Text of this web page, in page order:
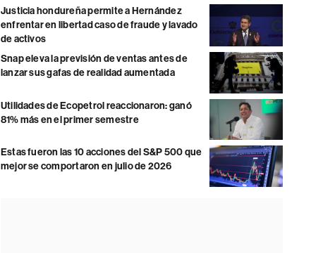
Justicia hondureña permite a Hernández
enfrentar en libertad caso de fraude y lavado
de activos
Snap eleva la previsión de ventas antes de
lanzar sus gafas de realidad aumentada
Utilidades de Ecopetrol reaccionaron: ganó
81% más en el primer semestre
Estas fueron las 10 acciones del S&P 500 que
mejor se comportaron en julio de 2026